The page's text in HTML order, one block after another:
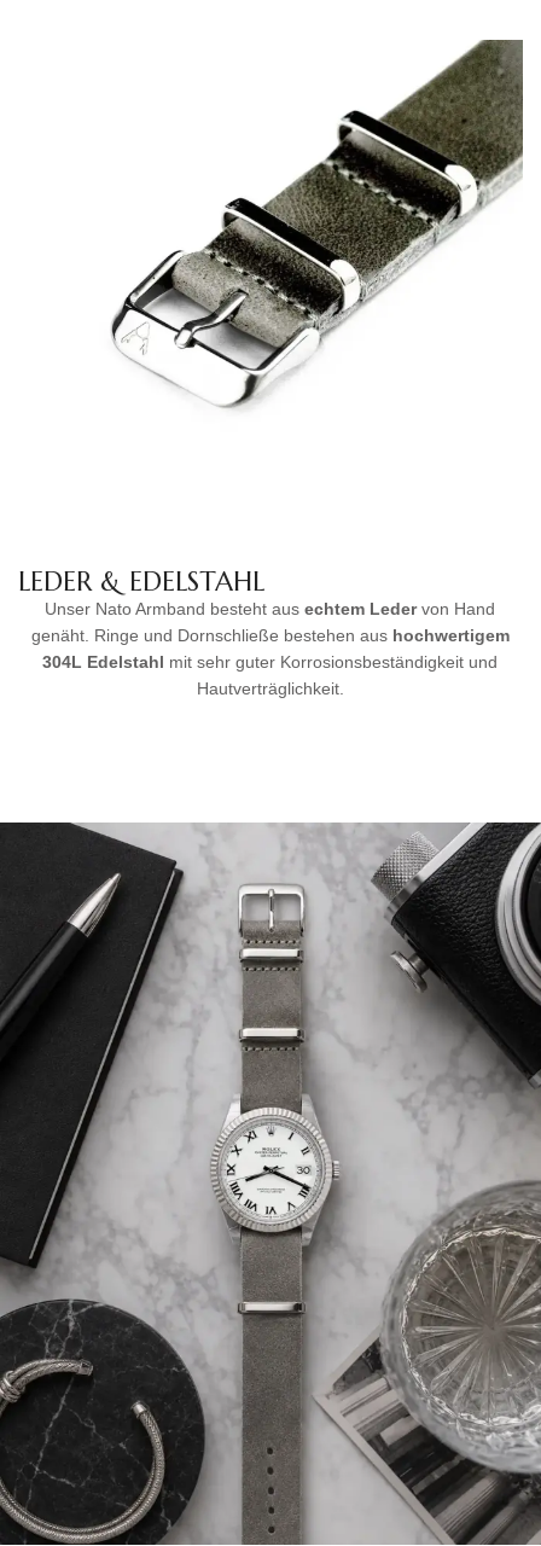
LEDER & EDELSTAHL
Unser Nato Armband besteht ausechtem Ledervon Hand
genäht. Ringe und Dornschließe bestehen aus hochwertigem
304L Edelstahl mit sehr guter Korrosionsbeständigkeit und
Hautverträglichkeit.